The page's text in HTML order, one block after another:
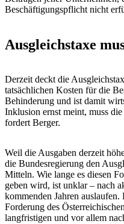
Beschäftigungspflicht nicht
Ausgleichstaxe
Derzeit deckt die
tatsächlichen Kosten für die
Behinderung und ist damit
Inklusion ernst meint, muss
fordert Berger.
Weil die Ausgaben derzeit
die Bundesregierung den
Mitteln. Wie lange es diesen
geben wird, ist unklar – nach
kommenden Jahren
Forderung des
langfristigen und vor allem